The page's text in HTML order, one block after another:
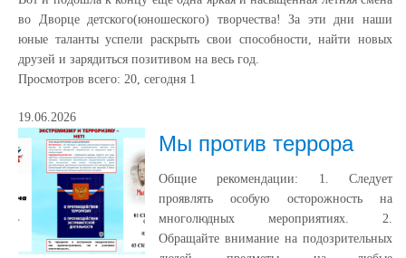
во Дворце детского(юношеского) творчества! За эти дни наши
юные таланты успели раскрыть свои способности, найти новых
друзей и зарядиться позитивом на весь год.
Просмотров всего: 20, сегодня 1
19.06.2026
Мы против террора
Общие рекомендации: 1. Следует
проявлять особую осторожность на
многолюдных мероприятиях. 2.
Обращайте внимание на подозрительных